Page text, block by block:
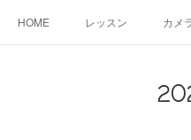
HOME レッスン カメ